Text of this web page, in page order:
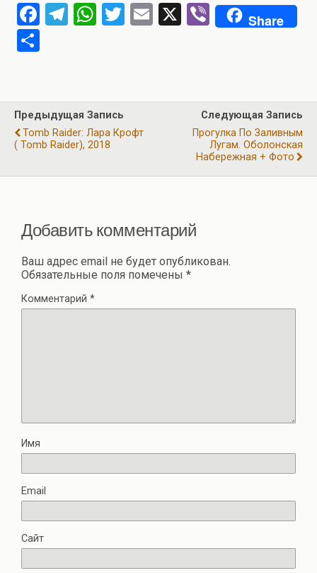
F
o
o
k
T
a
m
W
A
p
p
T
E
X
Vi
b
Share
р
а
в
и
Предыдущая Запись
Tomb Raider: Лара Крофт
( Tomb Raider), 2018
Следующая Запись
Прогулка По Заливным
Лугам. Оболонская
Набережная + Фото
Добавить комментарий
Ваш адрес email не будет опубликован.
Обязательные поля помечены *
Комментарий *
Имя
Email
Сайт